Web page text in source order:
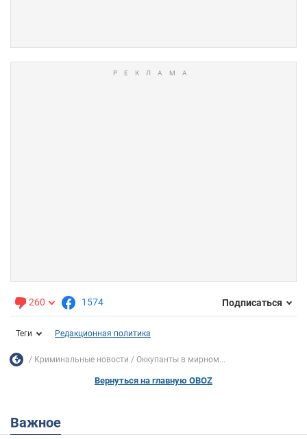
260 1574 Подписаться
Теги Редакционная политика
Криминальные новости Оккупанты в мирном...
Вернуться на главную OBOZ
Важное